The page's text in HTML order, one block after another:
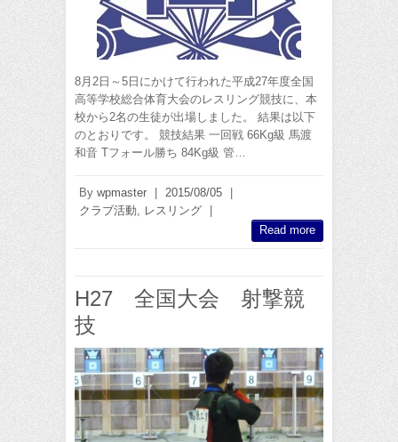
8月2日～5日にかけて行われた平成27年度全国
高等学校総合体育大会のレスリング競技に、本
校から2名の生徒が出場しました。 結果は以下
のとおりです。 競技結果 一回戦 66Kg級 馬渡
和音 Tフォール勝ち 84Kg級 管…
By wpmaster 2015/08/05
クラブ活動, レスリング
Read more
H27 全国大会 射撃競
技